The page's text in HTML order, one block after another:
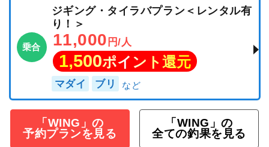
乗合
ジギング・タイラバプラン＜レンタル有
り！＞
11,000 円/人
1,500ポイント還元
マダイ ブリ
「WING」の
予約プランを見る
「WING」の
全ての釣果を見る